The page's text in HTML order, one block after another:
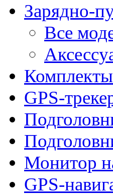
Зарядно-
Все
GPS-
Монитор
GPS-